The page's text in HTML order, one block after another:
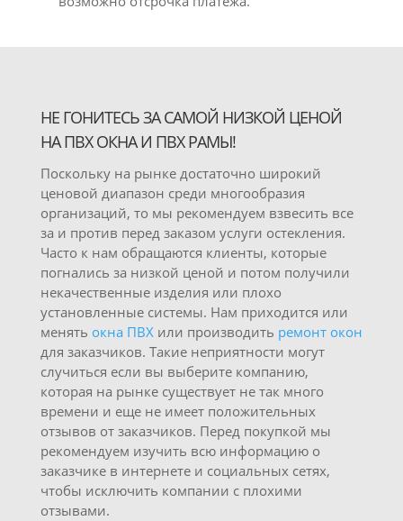
НЕ ГОНИТЕСЬ ЗА САМОЙ НИЗКОЙ ЦЕНОЙ
НА ПВХ ОКНА И ПВХ РАМЫ!
Поскольку на рынке достаточно широкий
ценовой диапазон среди многообразия
организаций, то мы рекомендуем взвесить все
за и против перед заказом услуги остекления.
Часто к нам обращаются клиенты, которые
погнались за низкой ценой и потом получили
некачественные изделия или плохо
установленные системы. Нам приходится или
менять окна ПВХили производить ремонт окон
для заказчиков. Такие неприятности могут
случиться если вы выберите компанию,
которая на рынке существует не так много
времени и еще не имеет положительных
отзывов от заказчиков. Перед покупкой мы
рекомендуем изучить всю информацию о
заказчике в интернете и социальных сетях,
чтобы исключить компании с плохими
отзывами.